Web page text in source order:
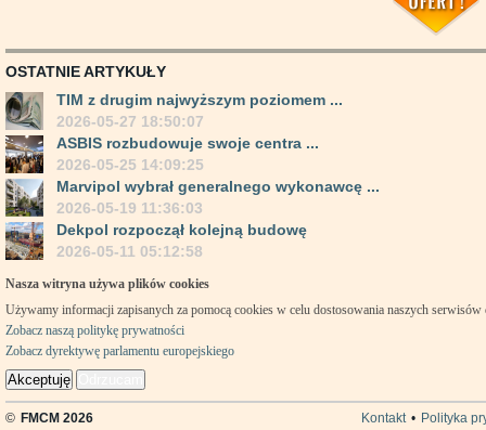
OSTATNIE ARTYKUŁY
TIM z drugim najwyższym poziomem ...
2026-05-27 18:50:07
ASBIS rozbudowuje swoje centra ...
2026-05-25 14:09:25
Marvipol wybrał generalnego wykonawcę ...
2026-05-19 11:36:03
Dekpol rozpoczął kolejną budowę
2026-05-11 05:12:58
Nasza witryna używa plików cookies
Używamy informacji zapisanych za pomocą cookies w celu dostosowania naszych
Zobacz naszą politykę prywatności
Zobacz dyrektywę parlamentu europejskiego
Akceptuję
© FMCM 2026 Kontakt • Polityka